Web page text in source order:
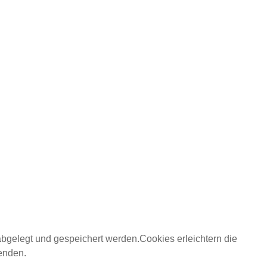
und gespeichert werden.Cookies erleichtern die